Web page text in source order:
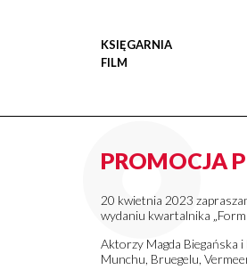
KSIĘGARNIA
FILM
PROMOCJA
20 kwietnia 2023
wydaniu kwartalnika
Aktorzy Magda Biegańska
Munchu, Bruegelu,